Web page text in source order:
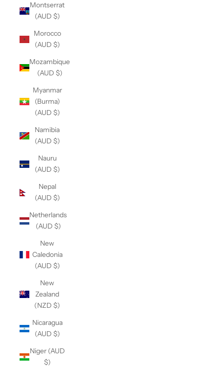
Montserrat
(AUD $)
Morocco
(AUD $)
Mozambique
(AUD $)
Myanmar
(Burma)
(AUD $)
Namibia
(AUD $)
Nauru
(AUD $)
Nepal
(AUD $)
Netherlands
(AUD $)
New
Caledonia
(AUD $)
New
Zealand
(NZD $)
Nicaragua
(AUD $)
Niger (AUD
$)